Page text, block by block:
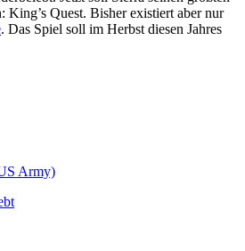
King’s Quest. Bisher existiert aber nur
. Das Spiel soll im Herbst diesen Jahres